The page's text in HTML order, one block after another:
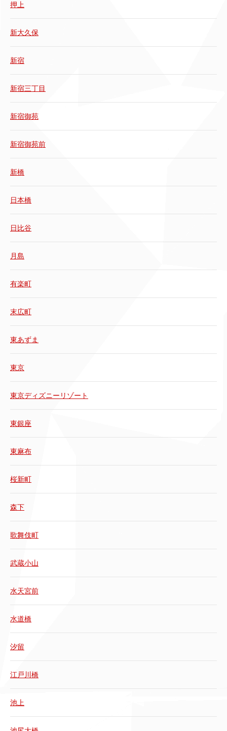
押上
新大久保
新宿
新宿三丁目
新宿御苑
新宿御苑前
新橋
日本橋
日比谷
月島
有楽町
末広町
東あずま
東京
東京ディズニーリゾート
東銀座
東麻布
桜新町
森下
歌舞伎町
武蔵小山
水天宮前
水道橋
汐留
江戸川橋
池上